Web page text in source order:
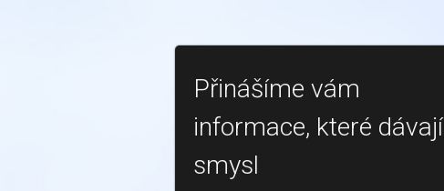
Přinášíme vám
informace, které dávají
smysl